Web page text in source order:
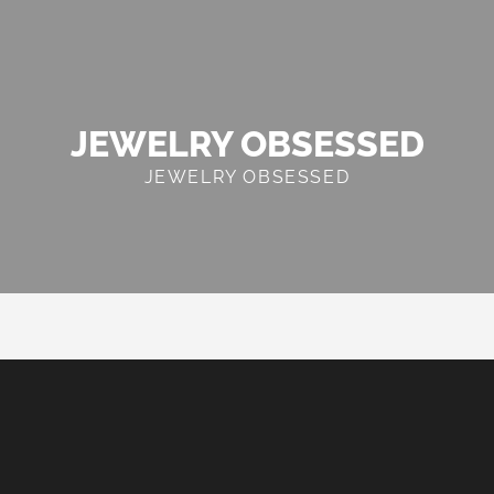
JEWELRY OBSESSED
JEWELRY OBSESSED